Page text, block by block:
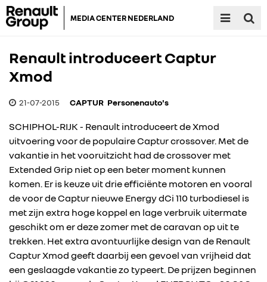
MEDIA CENTER NEDERLAND
Renault introduceert Captur
Xmod
21-07-2015 CAPTUR Personenauto's
SCHIPHOL-RIJK - Renault introduceert de Xmod
uitvoering voor de populaire Captur crossover. Met de
vakantie in het vooruitzicht had de crossover met
Extended Grip niet op een beter moment kunnen
komen. Er is keuze uit drie efficiënte motoren en vooral
de voor de Captur nieuwe Energy dCi 110 turbodiesel is
met zijn extra hoge koppel en lage verbruik uitermate
geschikt om er deze zomer met de caravan op uit te
trekken. Het extra avontuurlijke design van de Renault
Captur Xmod geeft daarbij een gevoel van vrijheid dat
een geslaagde vakantie zo typeert. De prijzen beginnen